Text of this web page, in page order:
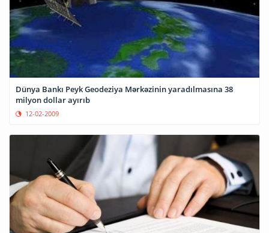
Dünya Bankı Peyk Geodeziya Mərkəzinin yaradılmasına 38
milyon dollar ayırıb
12-02-2009